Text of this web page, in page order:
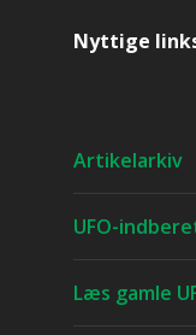
Nyttige
Artikelarkiv
UFO-
Læs gamle